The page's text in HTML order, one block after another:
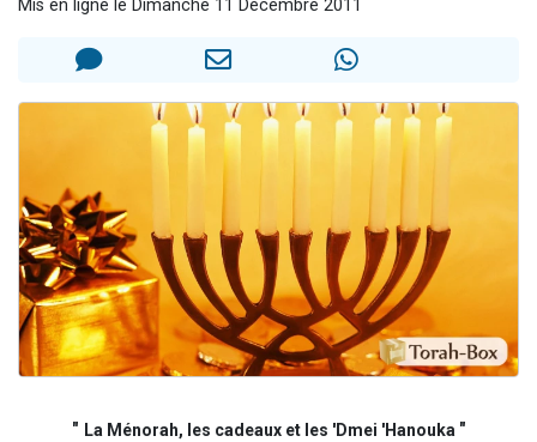
Il reste 49 places pour étudier en groupe sur Zoom
Mis en ligne le Dimanche 11 Décembre 2011
" La Ménorah, les cadeaux et les 'Dmei 'Hanouka "